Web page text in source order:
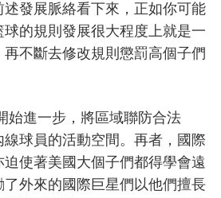
發展脈絡看下來，正如你可能
的規則發展很大程度上就是一
不斷去修改規則懲罰高個子們
始進一步，將區域聯防合法
球員的活動空間。再者，國際
迫使著美國大個子們都得學會遠
外來的國際巨星們以他們擅長